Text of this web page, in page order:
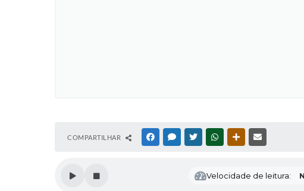
COMPARTILHAR FACEBOOKMESSENGER
TWITTERWHATSAPPOUTRAS MÍDIAS
Velocidade de leitura: